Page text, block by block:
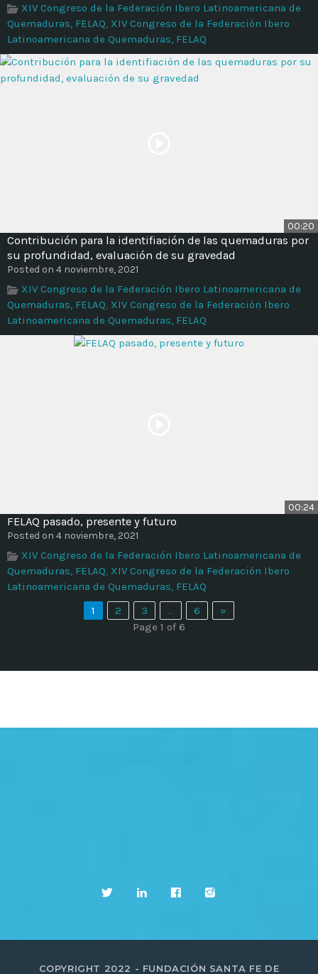
XIV Congreso de la Federación Ibero Latinoamericana de
Quemaduras, FELAQ, XIV Congreso de la Federación Ibero
Latinoamericana de Quemaduras, FELAQ
00:20
Contribución para la identifiación de las quemaduras por
su profundidad, evaluación de su gravedad
Posted on 4 noviembre, 2021
XIV Congreso de la Federación Ibero Latinoamericana de
Quemaduras, FELAQ, XIV Congreso de la Federación Ibero
Latinoamericana de Quemaduras, FELAQ
00:24
FELAQ pasado, presente y futuro
Posted on 4 noviembre, 2021
XIV Congreso de la Federación Ibero Latinoamericana de
Quemaduras, FELAQ, XIV Congreso de la Federación Ibero
Latinoamericana de Quemaduras, FELAQ
1
2 3 … 6
»
Page 1 of 6
COPYRIGHT 2022 - FUNDACIÓN SANTA FE DE